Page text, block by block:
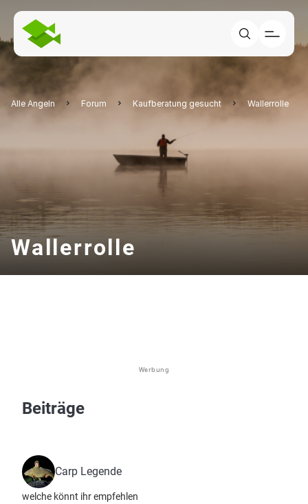
Alle Angeln Forum Kaufberatung gesucht Wallerrolle
Wallerrolle
Werbung
Beiträge
Carp Legende
welche könnt ihr empfehlen